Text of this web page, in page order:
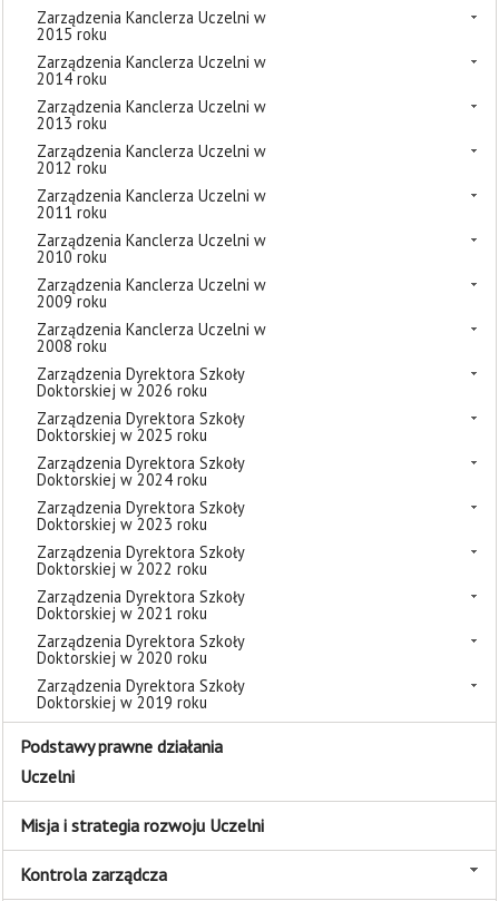
Zarządzenia Kanclerza Uczelni w
2015 roku
Zarządzenia Kanclerza Uczelni w
2014 roku
Zarządzenia Kanclerza Uczelni w
2013 roku
Zarządzenia Kanclerza Uczelni w
2012 roku
Zarządzenia Kanclerza Uczelni w
2011 roku
Zarządzenia Kanclerza Uczelni w
2010 roku
Zarządzenia Kanclerza Uczelni w
2009 roku
Zarządzenia Kanclerza Uczelni w
2008 roku
Zarządzenia Dyrektora Szkoły
Doktorskiej w 2026 roku
Zarządzenia Dyrektora Szkoły
Doktorskiej w 2025 roku
Zarządzenia Dyrektora Szkoły
Doktorskiej w 2024 roku
Zarządzenia Dyrektora Szkoły
Doktorskiej w 2023 roku
Zarządzenia Dyrektora Szkoły
Doktorskiej w 2022 roku
Zarządzenia Dyrektora Szkoły
Doktorskiej w 2021 roku
Zarządzenia Dyrektora Szkoły
Doktorskiej w 2020 roku
Zarządzenia Dyrektora Szkoły
Doktorskiej w 2019 roku
Podstawy prawne działania
Uczelni
Misja i strategia rozwoju Uczelni
Kontrola zarządcza